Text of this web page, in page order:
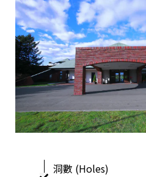
洞數 (Holes)